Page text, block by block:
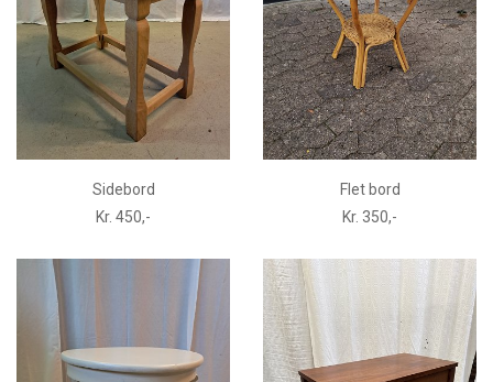
Sidebord
Kr. 450,-
Flet bord
Kr. 350,-